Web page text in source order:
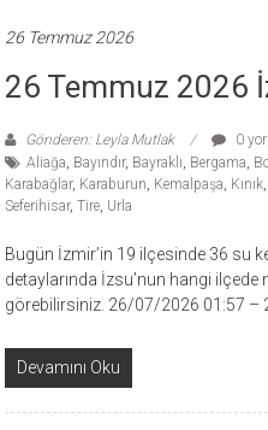
26 Temmuz 2026
26 Temmuz 2026
Gönderen: Leyla Mutlak
0
Aliağa, Bayındır, Bayraklı, Bergama,
Karabağlar, Karaburun, Kemalpaşa, Kınık,
Seferihisar,Tire, Urla
Bugün İzmir’in 19 ilçesinde 36 su
detaylarında İzsu’nun hangi ilçede
görebilirsiniz. 26/07/2026 01:57 –
Devamını Oku